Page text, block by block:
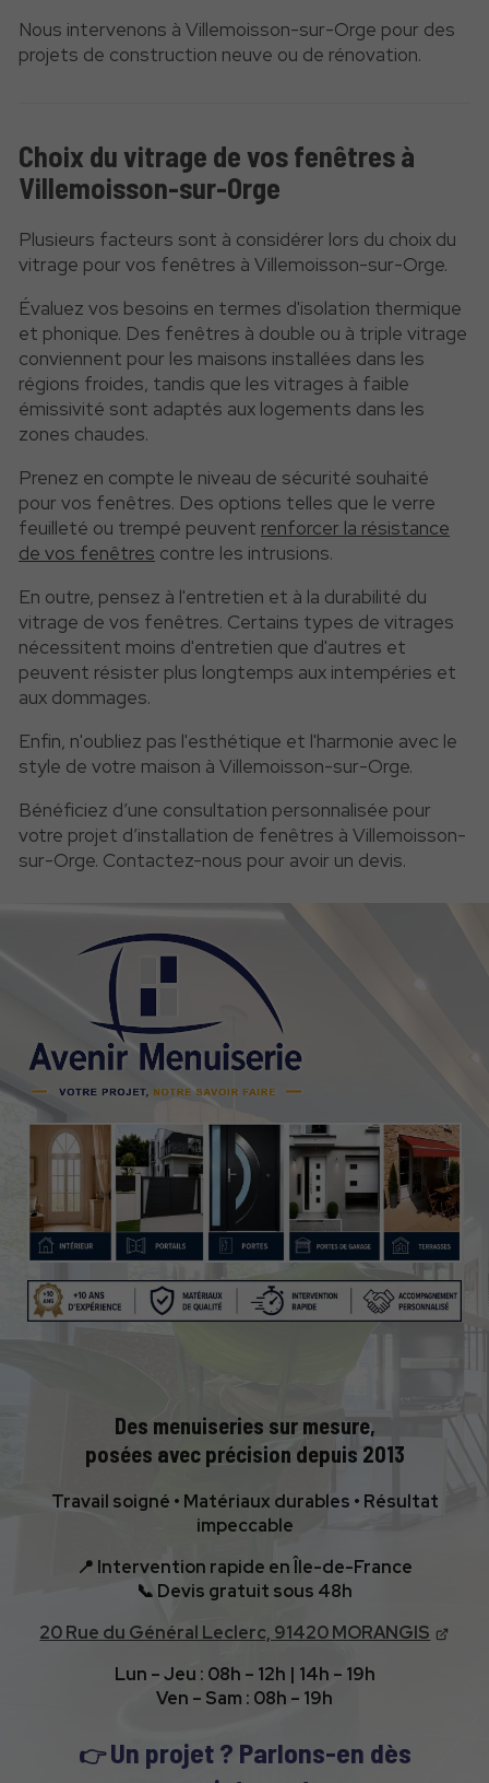
Nous intervenons à Villemoisson-sur-Orge pour des
projets de construction neuve ou de rénovation.
Choix du vitrage de vos fenêtres à
Villemoisson-sur-Orge
Plusieurs facteurs sont à considérer lors du choix du
vitrage pour vos fenêtres à Villemoisson-sur-Orge.
Évaluez vos besoins en termes d'isolation thermique
et phonique. Des fenêtres à double ou à triple vitrage
conviennent pour les maisons installées dans les
régions froides, tandis que les vitrages à faible
émissivité sont adaptés aux logements dans les
zones chaudes.
Prenez en compte le niveau de sécurité souhaité
pour vos fenêtres. Des options telles que le verre
feuilleté ou trempé peuvent renforcer la résistance
de vos fenêtres contre les intrusions.
En outre, pensez à l'entretien et à la durabilité du
vitrage de vos fenêtres. Certains types de vitrages
nécessitent moins d'entretien que d'autres et
peuvent résister plus longtemps aux intempéries et
aux dommages.
Enfin, n'oubliez pas l'esthétique et l'harmonie avec le
style de votre maison à Villemoisson-sur-Orge.
Bénéficiez d’une consultation personnalisée pour
votre projet d’installation de fenêtres à Villemoisson-
sur-Orge. Contactez-nous pour avoir un devis.
Des menuiseries sur mesure,
posées avec précision depuis 2013
Travail soigné • Matériaux durables • Résultat
impeccable
📍 Intervention rapide en Île-de-France
📞 Devis gratuit sous 48h
20 Rue du Général Leclerc, 91420 MORANGIS
Lun – Jeu : 08h – 12h | 14h – 19h
Ven – Sam : 08h – 19h
👉Un projet ? Parlons-en dès